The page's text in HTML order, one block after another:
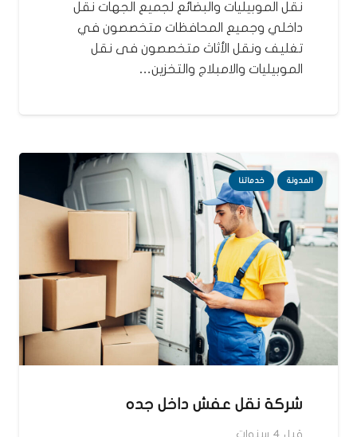
نقل الموبيليات والبضائع لجميع الجهات نقل
داخلي وجميع المحافظات متخصصون في
تغليف ونقل الأثاث متخصصون فى نقل
الموبيليات والامبلاج والتخزين…
المدونة خدماتنا
شركة نقل عفش داخل جده
قبل 4 سنوات